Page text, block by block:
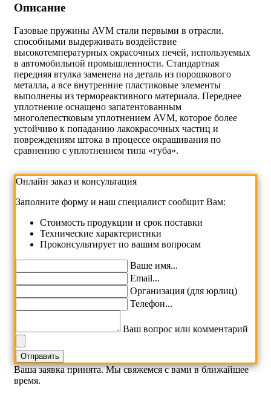
Описание
Газовые пружины AVM стали первыми в отрасли,
способными выдерживать воздействие
высокотемпературных окрасочных печей, используемых
в автомобильной промышленности. Стандартная
передняя втулка заменена на деталь из порошкового
металла, а все внутренние пластиковые элементы
выполнены из термореактивного материала. Переднее
уплотнение оснащено запатентованным
многолепестковым уплотнением AVM, которое более
устойчиво к попаданию лакокрасочных частиц и
повреждениям штока в процессе окрашивания по
сравнению с уплотнением типа «губа».
Онлайн заказ и консультация
Заполните форму и наш специалист сообщит Вам:
Cтоимость продукции и срок поставки
Технические характеристики
Проконсультирует по вашим вопросам
Ваше имя...
Email...
Организация (для юрлиц)
Телефон...
Ваш вопрос или комментарий
Ваша заявка принята. Мы свяжемся с вами в ближайшее
время.